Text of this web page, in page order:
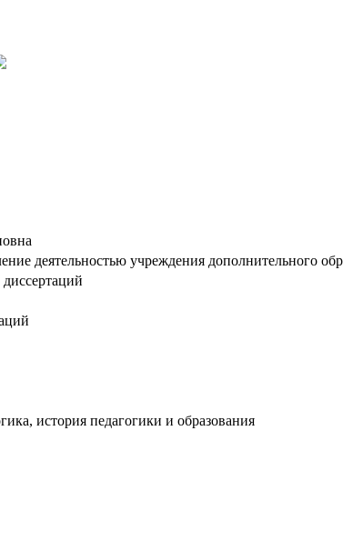
деятельностью учреждения дополнительного
история педагогики и образования